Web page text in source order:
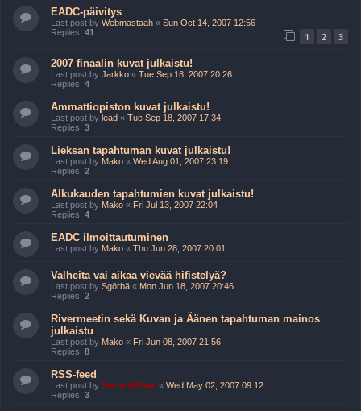
EADC-päivitys
Last post by Webmastaah « Sun Oct 14, 2007 12:56
Replies: 41 1 2 3
2007 finaalin kuvat julkaistu!
Last post by Jarkko « Tue Sep 18, 2007 20:26
Replies: 4
Ammattiopiston kuvat julkaistu!
Last post by lead « Tue Sep 18, 2007 17:34
Replies: 3
Lieksan tapahtuman kuvat julkaistu!
Last post by Mako « Wed Aug 01, 2007 23:19
Replies: 2
Alkukauden tapahtumien kuvat julkaistu!
Last post by Mako « Fri Jul 13, 2007 22:04
Replies: 4
EADC ilmoittautuminen
Last post by Mako « Thu Jun 28, 2007 20:01
Valheita vai aikaa vievää hifistelyä?
Last post by Sgörbä « Mon Jun 18, 2007 20:46
Replies: 2
Rivermeetin sekä Kuvan ja Äänen tapahtuman mainos
julkaistu
Last post by Mako « Fri Jun 08, 2007 21:56
Replies: 8
RSS-feed
Last post by SecondWave « Wed May 02, 2007 09:12
Replies: 3